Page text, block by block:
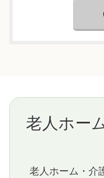
老人ホー
老人ホーム・介